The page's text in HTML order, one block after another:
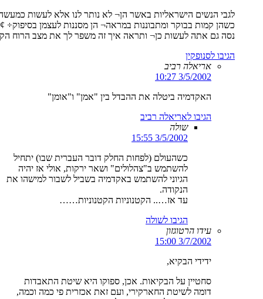
לגבי הנשים הישראליות באשר הן¬ לא נותר לנו אלא לעשות
כשהן קמות בבוקר ומתבוננות במראה¬ הן מסננות לעצמן בסיפוק÷
נסה גם אתה לעשות כן¬ ותראה איך זה משפר לך את מצב הרוח
הגיבו לסנופקין
אריאלה רביב
3/5/2002 10:27
האקדמיה ביטלה את ההבדל בין "אמן" ו"אומן"
הגיבו לאריאלה רביב
שולה
3/5/2002 15:55
כשהעולם (לפחות החלק דובר העברית שבו) יתחיל
להשתמש ב"צהלולים" ושאר ירקות, אולי אז יהיה
הגיוני להשתמש באקדמיה בשביל לשבור למישהו את
הנקודה.
עד אז….. הקטנוניות הקטנוניות……
הגיבו לשולה
עידו הרטוגזון
3/7/2002 15:00
ידידי הבקיא,
סחטיין על הבקיאות. אכן, ספוקו היא שיטת התאבדות
דומה לשיטת החארקירי, ועם זאת אכזרית פי כמה וכמה,